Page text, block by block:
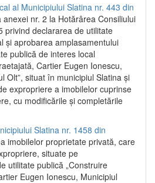
al Municipiului Slatina nr. 443 din
anexei nr. 2 la Hotărârea Consiliului
privind declararea de utilitate
şi aprobarea amplasamentului
publică de interes local
Cartier Eugen Ionescu,
Olt”, situat în municipiul Slatina şi
expropriere a imobilelor cuprinse
cu modificările şi completările
Slatina nr. 1458 din
imobilelor proprietate privată, care
situate pe
utilitate publică „Construire
Eugen Ionescu, Municipiul